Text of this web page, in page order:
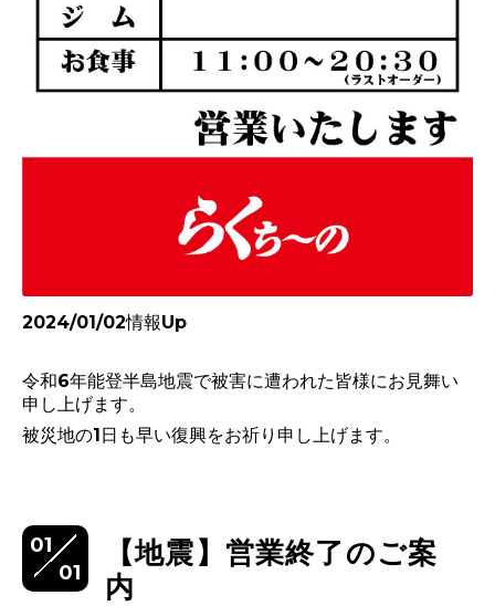
2024/01/02情報Up
令和6年能登半島地震で被害に遭われた皆様にお見舞い
申し上げます。
被災地の1日も早い復興をお祈り申し上げます。
01
01
【地震】営業終了のご案
内